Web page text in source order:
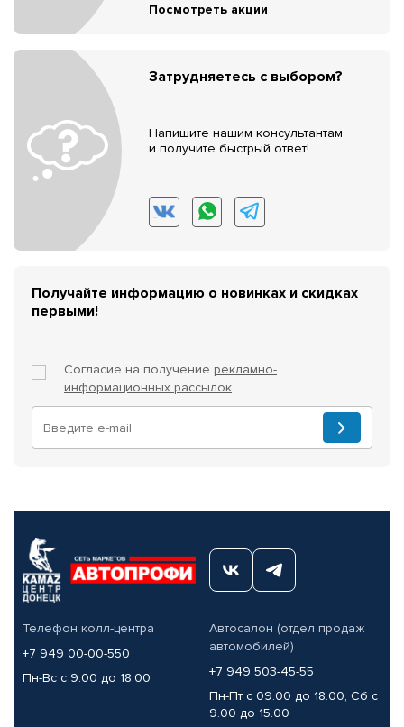
Посмотреть акции
Затрудняетесь с выбором?
Напишите нашим консультантам
и получите быстрый ответ!
Получайте информацию о новинках и скидках
первыми!
Согласие на получение рекламно-
информационных рассылок
Телефон колл-центра
+7 949 00-00-550
Пн-Вс с 9.00 до 18.00
Автосалон (отдел продаж
автомобилей)
+7 949 503-45-55
Пн-Пт с 09.00 до 18.00, Сб с
9.00 до 15.00